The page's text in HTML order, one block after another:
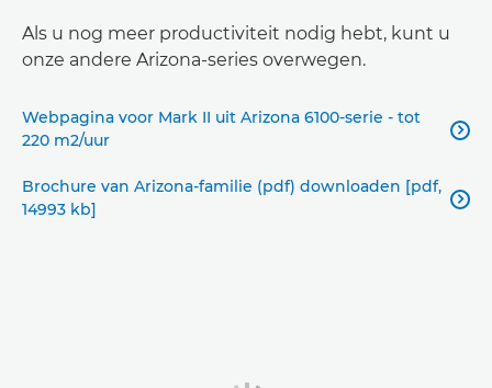
Als u nog meer productiviteit nodig hebt, kunt u
onze andere Arizona-series overwegen.
Webpagina voor Mark II uit Arizona 6100-serie - tot
220 m2/uur

Brochure van Arizona-familie (pdf) downloaden [pdf,
14993 kb]
